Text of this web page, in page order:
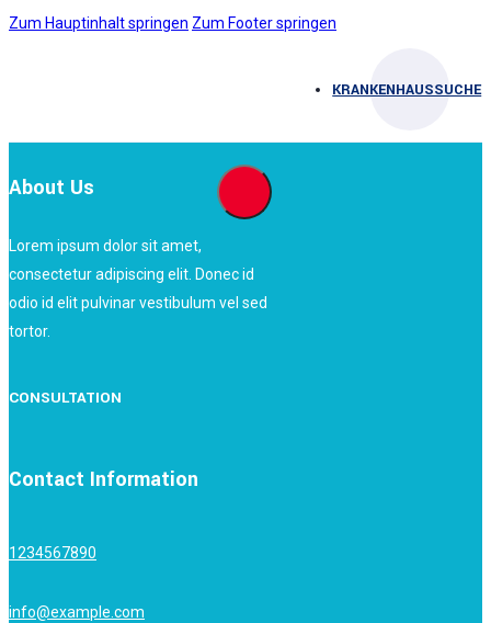
Zum Hauptinhalt springen Zum Footer springen
KRANKENHAUSSUCHE
About Us
Lorem ipsum dolor sit amet,
consectetur adipiscing elit. Donec id
odio id elit pulvinar vestibulum vel sed
tortor.
CONSULTATION
Contact Information
1234567890
info@example.com